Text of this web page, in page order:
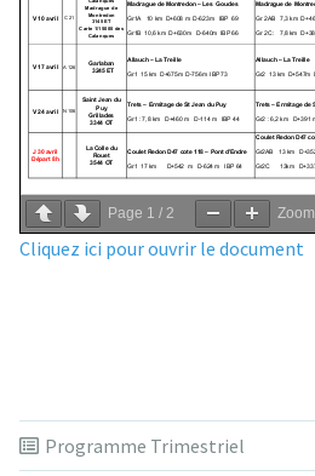
Page 1 / 2 Zoom
Cliquez ici pour ouvrir le document
Programme Trimestriel